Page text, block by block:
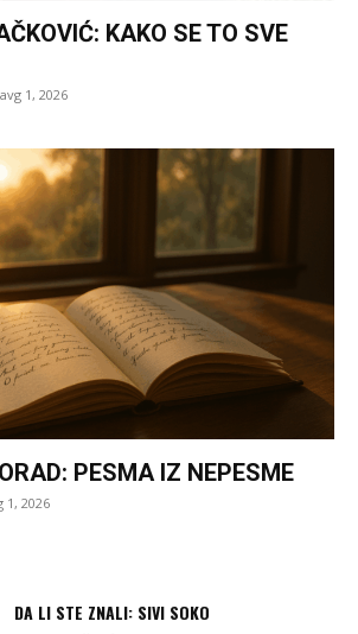
KAKO SE TO SVE
avg 1, 2026
PESMA IZ NEPESME
1, 2026
DA LI STE ZNALI: SIVI SOKO